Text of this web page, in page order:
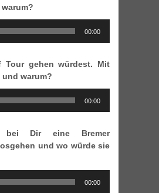
00:00
Tour gehen würdest. Mit
warum?
00:00
bei Dir eine Bremer
und wo würde sie
00:00